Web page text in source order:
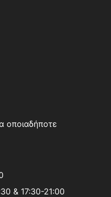
οποιαδήποτε
& 17:30-21:00